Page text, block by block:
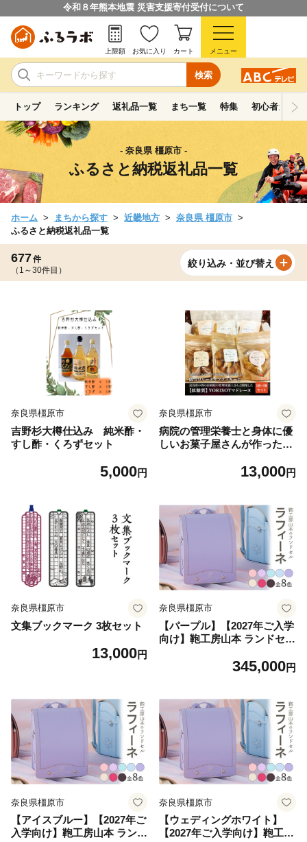
令和８年熊本地震 災害支援寄付受付について
検索
上限額 お気に入り カート メニュー
トップ ランキング 返礼品一覧 まち一覧 特集 初心者ガイド
- 奈良県 橿原市 -
ふるさと納税返礼品一覧
ホーム まちから探す 近畿地方
奈良県 橿原市
ふるさと納税返礼品一覧
677件
（1～30件目）
絞り込み・並び替え
奈良県橿原市
吉野杉大樽仕込み 純米酢・
すし酢・くろずセット
5,000円
奈良県橿原市
病院の管理栄養士と身体に優
しいお菓子屋さんが作った
ー」3袋と「低糖質マドレー
13,000円
奈良県橿原市
文集ブックマーク 3枚セット
13,000円
奈良県橿原市
【パープル】【2027年ご入学
向け】鞄工房山本 ランドセル
下旬頃までに順次発送予定
345,000円
奈良県橿原市
【アイスブルー】【2027年ご
入学向け】鞄工房山本 ランド
奈良県橿原市
【ウェディングホワイト】
【2027年ご入学向け】鞄工房